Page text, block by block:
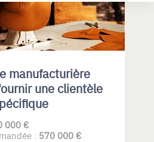
manufacturière
une clientèle
000 €
: 570 000 €